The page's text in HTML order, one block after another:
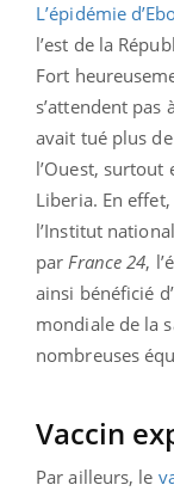
L’épidémie
l’est de la
Fort
s’attendent pas
avait tué plus
l’Ouest, surtout
Liberia. En
l’Institut
parFrance 24,
ainsi bénéficié
mondiale de la
nombreuses
Vaccin
Par ailleurs, le